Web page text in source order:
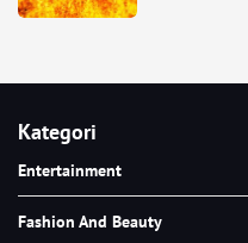
Kategori
Entertainment
Fashion And Beauty